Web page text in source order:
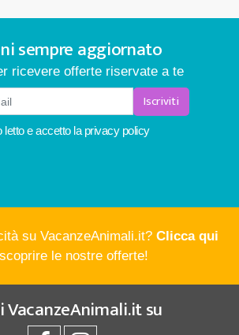
sempre aggiornato
ricevere offerte riservate a te
Iscriviti
letto e accetto laprivacy policy
su VacanzeAnimali.it? Clicca qui
le nostre offerte!
VacanzeAnimali.itsu